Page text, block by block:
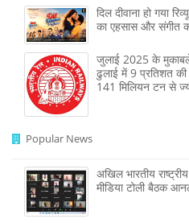
दिल दीवाना हो गया
का एहसास और संगीत
जुलाई 2025 के
ढुलाई में 9 प्रतिशत
141 मिलियन टन से
Popular News
अखिल भारतीय
मीडिया टोली बैठक